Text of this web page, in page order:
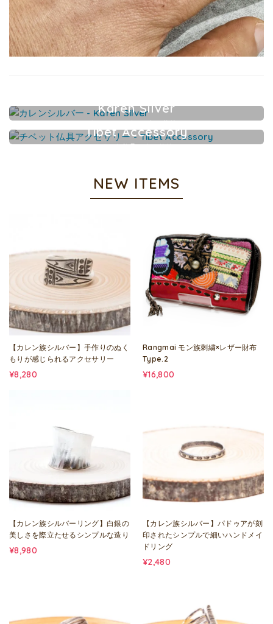
Karen Silver
カレンシルバーアクセサリー
Tibet Accessory
チベット仏具アクセサリー
NEW ITEMS
【カレン族シルバー】手作りのぬく
もりが感じられるアクセサリー
¥8,280
Rangmai モン族刺繍×レザー財布
Type.2
¥16,800
【カレン族シルバーリング】白銀の
美しさを際立たせるシンプルな造り
¥8,980
【カレン族シルバー】パドゥアが刻
印されたシンプルで細いハンドメイ
ドリング
¥2,480